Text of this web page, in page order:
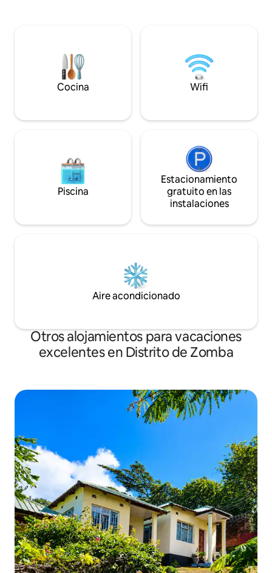
cocina cuenta con todas las
instalaciones, excepto nevera y
microondas. Correr agua fría y caliente
en todos los grifos. Esta propiedad es
organizar por separado con él y su
limpieza de
para estadías más largas.
encuentra en
Cocina Wifi
Piscina
Estacionamiento
gratuito en las
instalaciones
Aire acondicionado
Otros alojamientos para vacaciones
excelentes en Distrito de Zomba